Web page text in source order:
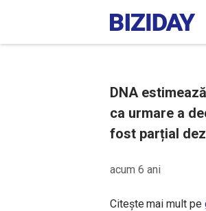
DNA
ca urmare a
fost parțial
acum 6 ani
Citește mai mult pe